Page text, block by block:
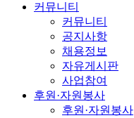
커뮤니티
커뮤니티
공지사항
채용정보
자유게시판
사업참여
후원·자원봉사
후원·자원봉사